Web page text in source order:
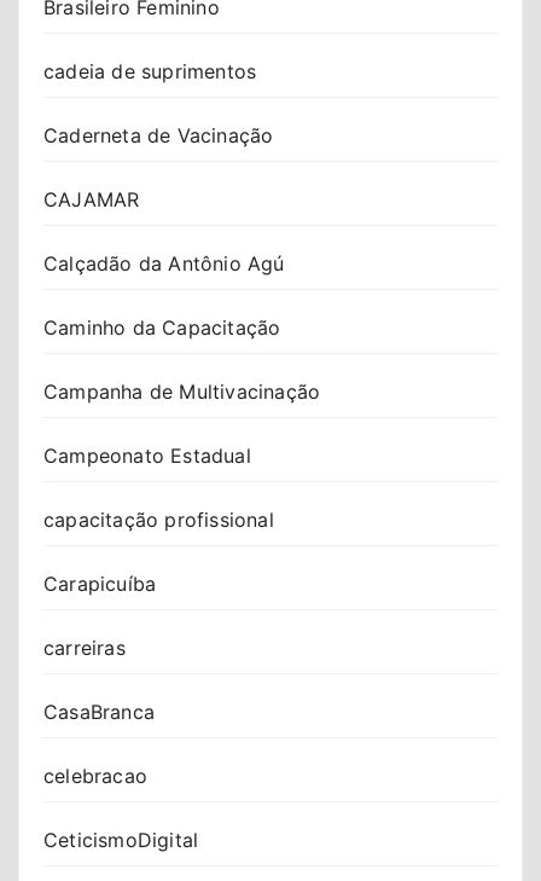
Brasileiro Feminino
cadeia de suprimentos
Caderneta de Vacinação
CAJAMAR
Calçadão da Antônio Agú
Caminho da Capacitação
Campanha de Multivacinação
Campeonato Estadual
capacitação profissional
Carapicuíba
carreiras
CasaBranca
celebracao
CeticismoDigital